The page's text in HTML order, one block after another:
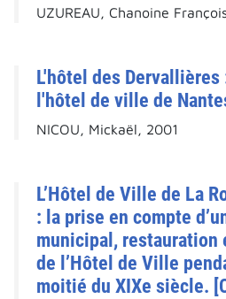
UZUREAU, Chanoine
L'hôtel des Dervallières
l'hôtel de ville de
NICOU, Mickaël, 2001
L’Hôtel de Ville de La
: la prise en compte
municipal,
de l’Hôtel de Ville
moitié du XIXe siècle.